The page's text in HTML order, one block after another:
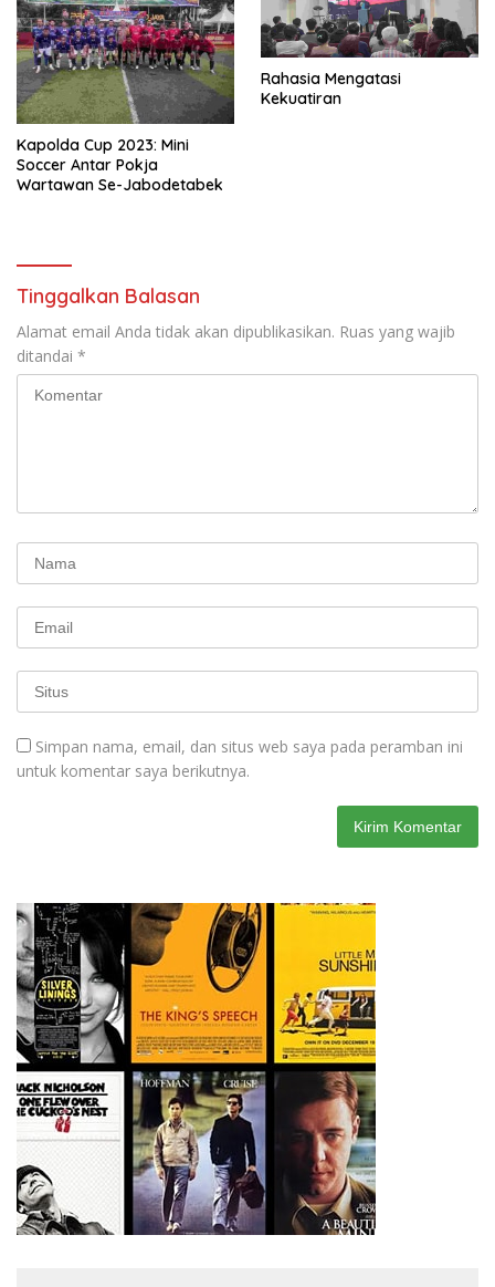
Kapolda Cup 2023: Mini
Soccer Antar Pokja
Wartawan Se-Jabodetabek
Rahasia Mengatasi
Kekuatiran
Tinggalkan Balasan
Alamat email Anda tidak akan dipublikasikan. Ruas yang wajib
ditandai *
Simpan nama, email, dan situs web saya pada peramban ini
untuk komentar saya berikutnya.